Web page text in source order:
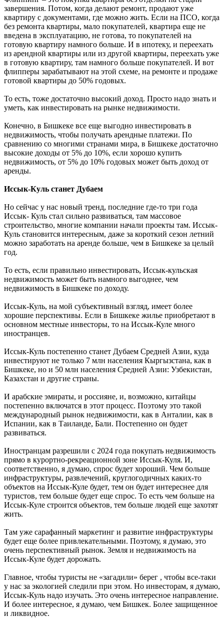
завершения. Потом, когда делают ремонт, продают уже
квартиру с документами, где можно жить. Если на ПСО, когда
без ремонта квартиры, мало покупателей, квартира еще не
введена в эксплуатацию, не готова, то покупателей на
готовую квартиру намного больше. И в ипотеку, и переехать
из арендной квартиры или из другой квартиры, переехать уже
в готовую квартиру, там намного больше покупателей. И вот
флипперы зарабатывают на этой схеме, на ремонте и продаже
готовой квартиры до 50% годовых.
То есть, тоже достаточно высокий доход. Просто надо знать и
уметь, как инвестировать на рынке недвижимости.
Конечно, в Бишкеке все еще выгодно инвестировать в
недвижимость, чтобы получать арендные платежи. По
сравнению со многими странами мира, в Бишкеке достаточно
высокие доходы от 5% до 10%, если хорошо купить
недвижимость, от 5% до 10% годовых может быть доход от
аренды.
Иссык-Куль станет Дубаем
Но сейчас у нас новый тренд, последние где-то три года
Иссык- Куль стал сильно развиваться, там массовое
строительство, многие компании начали проекты там. Иссык-
Куль становится интересным, даже за короткий сезон летний
можно заработать на аренде больше, чем в Бишкеке за целый
год.
То есть, если правильно инвестировать, Иссык-кульская
недвижимость может быть намного выгоднее, чем
недвижимость в Бишкеке по доходу.
Иссык-Куль, на мой субъективный взгляд, имеет более
хорошие перспективы. Если в Бишкеке жилье приобретают в
основном местные инвесторы, то на Иссык-Куле много
иностранцев.
Иссык-Куль постепенно станет Дубаем Средней Азии, куда
инвестируют не только 7 млн населения Кыргызстана, как в
Бишкеке, но и 50 млн населения Средней Азии: Узбекистан,
Казахстан и другие страны.
И арабские эмираты, и россияне, и, возможно, китайцы
постепенно включатся в этот процесс. Поэтому это такой
международный рынок недвижимости, как в Анталии, как в
Испании, как в Таиланде, Бали. Постепенно он будет
развиваться.
Иностранцам разрешили с 2024 года покупать недвижимость
прямо в курортно-рекреационной зоне Иссык-Куля. И,
соответственно, я думаю, спрос будет хороший. Чем больше
инфраструктуры, развлечений, круглогодичных каких-то
объектов на Иссык-Куле будет, тем он будет интереснее для
туристов, тем больше будет еще спрос. То есть чем больше на
Иссык-Куле строится объектов, тем больше людей еще захотят
жить.
Там уже сарафанный маркетинг и развитие инфраструктуры
будет еще более привлекательными. Поэтому, я думаю, это
очень перспективный рынок. Земля и недвижимость на
Иссык-Куле будет дорожать.
Главное, чтобы туристы не «загадили» берег , чтобы все-таки
у нас за экологией следили при этом. Но инвесторам, я думаю,
Иссык-Куль надо изучать. Это очень интересное направление.
И более интересное, я думаю, чем Бишкек. Более защищенное
и ликвидное.